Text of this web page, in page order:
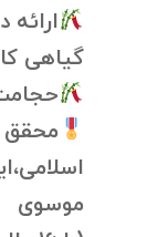
گیاهی
موسوی